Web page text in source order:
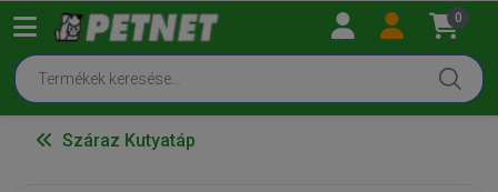
0
Száraz Kutyatáp